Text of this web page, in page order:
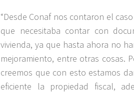
“Desde Conaf nos contaron el
que necesitaba contar con
vivienda, ya que hasta ahora no
mejoramiento, entre otras cosas.
creemos que con esto estamos
eficiente la propiedad fiscal,